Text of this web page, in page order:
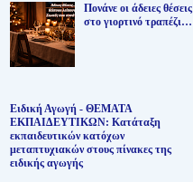
Πονάνε οι άδειες θέσεις
στο γιορτινό τραπέζι…
Ειδική Αγωγή - ΘΕΜΑΤΑ
ΕΚΠΑΙΔΕΥΤΙΚΩΝ: Κατάταξη
εκπαιδευτικών κατόχων
μεταπτυχιακών στους πίνακες της
ειδικής αγωγής